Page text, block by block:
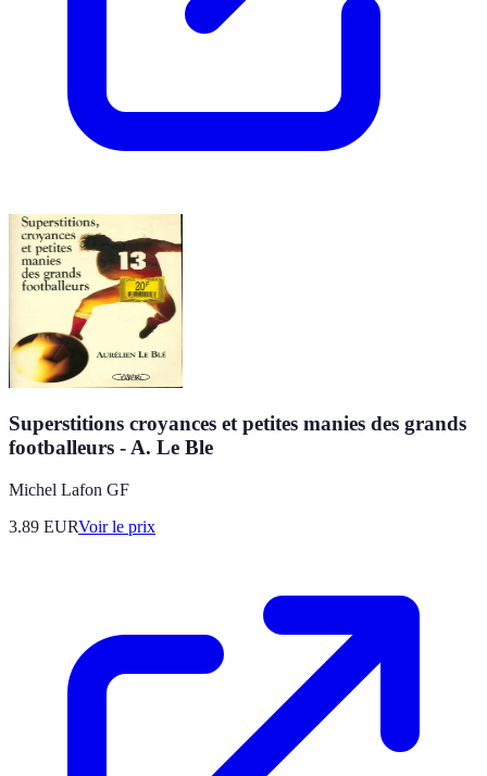
Superstitions croyances et petites manies des grands
footballeurs - A. Le Ble
Michel Lafon GF
3.89 EURVoir le prix